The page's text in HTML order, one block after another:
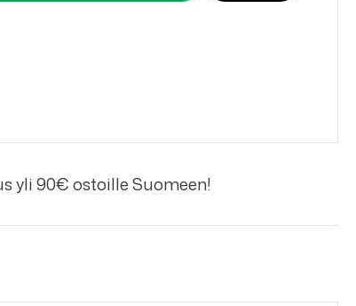
yli 90€ ostoille Suomeen!